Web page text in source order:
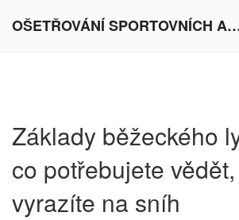
OŠETŘOVÁNÍ SPORTOVNÍCH
Základy běžeckého
co potřebujete
vyrazíte na sníh